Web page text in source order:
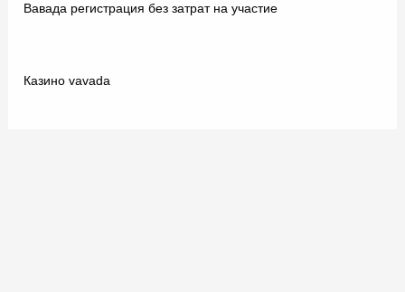
Вавада регистрация без затрат на участие
Казино vavada